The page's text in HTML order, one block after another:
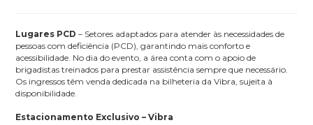
Lugares PCD – Setores adaptados para atender às necessidades de
pessoas com deficiência (PCD), garantindo mais conforto e
acessibilidade. No dia do evento, a área conta com o apoio de
brigadistas treinados para prestar assistência sempre que necessário.
Os ingressos têm venda dedicada na bilheteria da Vibra, sujeita à
disponibilidade.
Estacionamento Exclusivo – Vibra